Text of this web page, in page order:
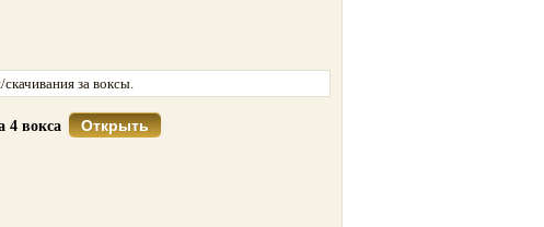
за воксы.
4 вокса Открыть